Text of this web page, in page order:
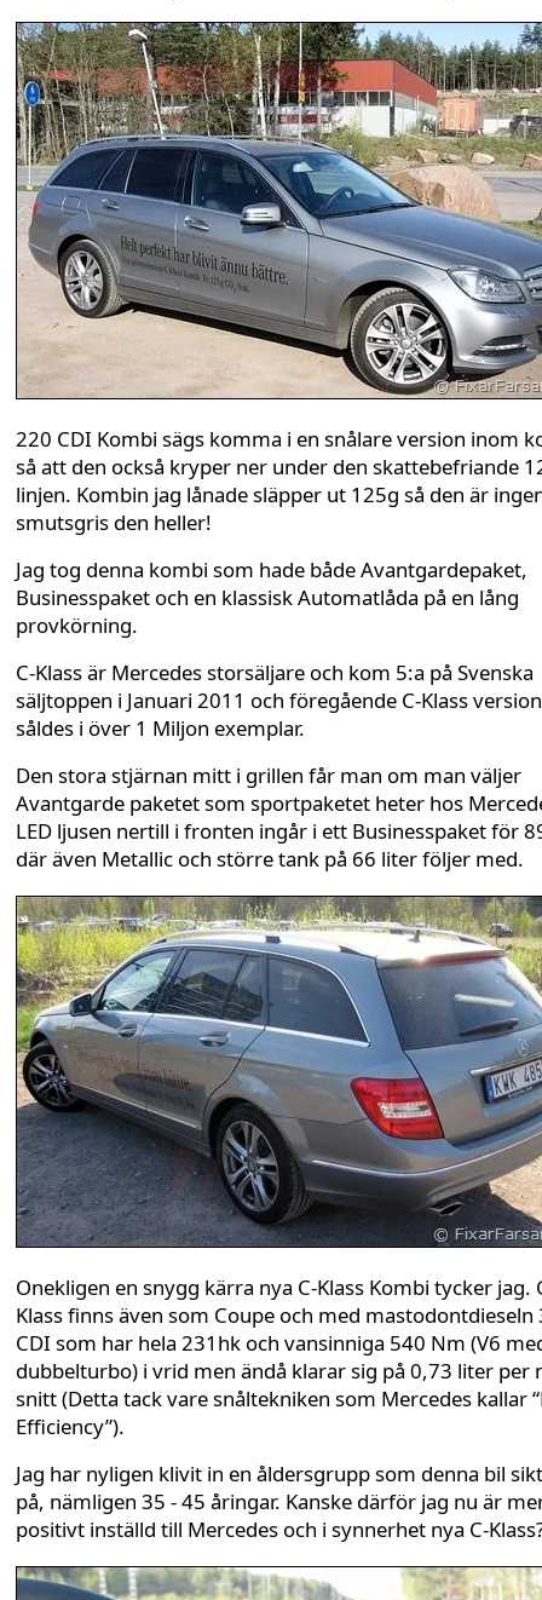
220 CDI Kombi sägs komma i en snålare version inom
så att den också kryper ner under den skattebefriande
linjen. Kombin jag lånade släpper ut 125g så den är
smutsgris den heller!
Jag tog denna kombi som hade både Avantgardepaket,
Businesspaket och en klassisk Automatlåda på en lång
provkörning.
C-Klass är Mercedes storsäljare och kom 5:a på Svenska
säljtoppen i Januari 2011 och föregående C-Klass version
såldes i över 1 Miljon exemplar.
Den stora stjärnan mitt i grillen får man om man väljer
Avantgarde paketet som sportpaketet heter hos
LED ljusen nertill i fronten ingår i ett Businesspaket för
där även Metallic och större tank på 66 liter följer med.
Onekligen en snygg kärra nya C-Klass Kombi tycker jag.
Klass finns även som Coupe och med mastodontdieseln
CDI som har hela 231hk och vansinniga 540 Nm (V6
dubbelturbo) i vrid men ändå klarar sig på 0,73 liter per
snitt (Detta tack vare snåltekniken som Mercedes kallar
Efficiency”).
Jag har nyligen klivit in en åldersgrupp som denna bil
på, nämligen 35 - 45 åringar. Kanske därför jag nu är
positivt inställd till Mercedes och i synnerhet nya C-